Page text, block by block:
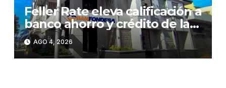
Feller Rate eleva calificación a
banco ahorro y crédito de la
RD
AGO 4, 2026